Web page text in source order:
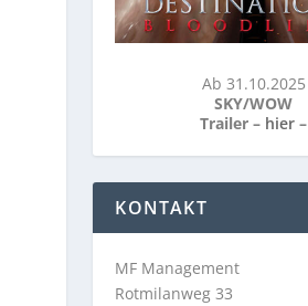
Ab 31.10.2025
SKY/WOW
Trailer – hier–
KONTAKT
MF Management
Rotmilanweg 33